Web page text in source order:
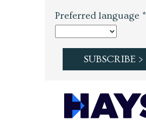
Preferred language *